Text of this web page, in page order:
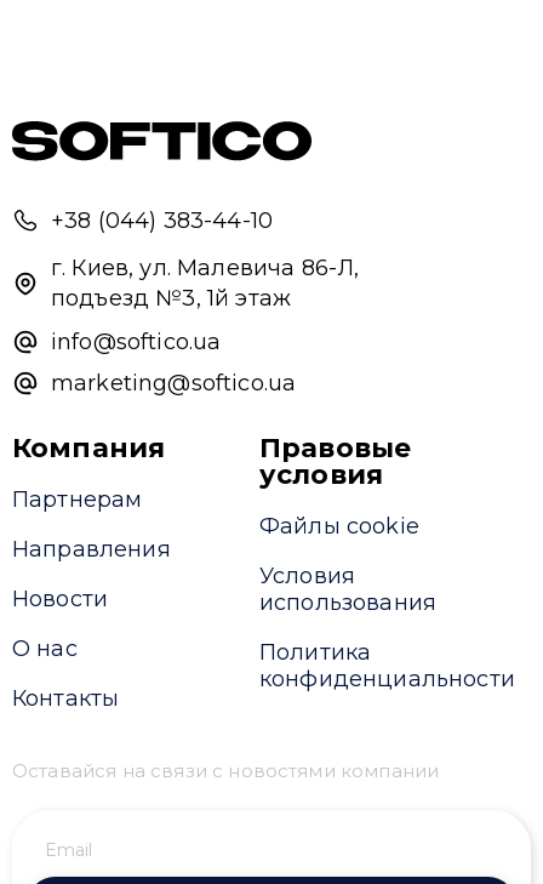
+38 (044) 383-44-10
г. Киев, ул. Малевича 86-Л,
подъезд №3, 1й этаж
info@softico.ua
marketing@softico.ua
Компания
Партнерам
Направления
Новости
О нас
Контакты
Правовые
условия
Файлы cookie
Условия
использования
Политика
конфиденциальности
Оставайся на связи с новостями компании